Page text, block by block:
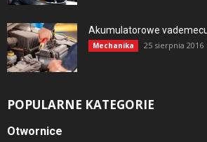
Akumulatorowe
Mechanika 25 sierpnia 2016
POPULARNE KATEGORIE
Otwornice